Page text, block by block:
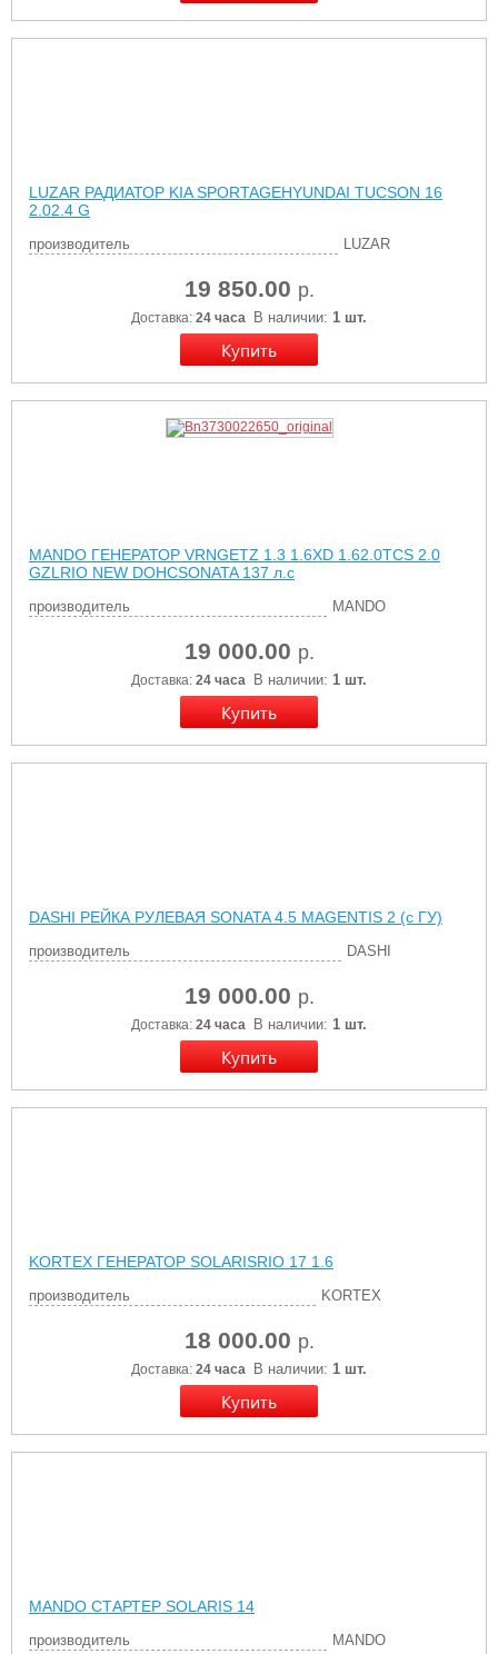
LUZAR РАДИАТОР KIA SPORTAGEHYUNDAI TUCSON 16
2.02.4 G
производитель LUZAR
19 850.00 р.
Доставка: 24 часа В наличии: 1 шт.
MANDO ГЕНЕРАТОР VRNGETZ 1.3 1.6XD 1.62.0TCS 2.0
GZLRIO NEW DOHCSONATA 137 л.с
производитель MANDO
19 000.00 р.
Доставка: 24 часа В наличии: 1 шт.
DASHI РЕЙКА РУЛЕВАЯ SONATA 4.5 MAGENTIS 2 (с ГУ)
производитель DASHI
19 000.00 р.
Доставка: 24 часа В наличии: 1 шт.
KORTEX ГЕНЕРАТОР SOLARISRIO 17 1.6
производитель KORTEX
18 000.00 р.
Доставка: 24 часа В наличии: 1 шт.
MANDO СТАРТЕР SOLARIS 14
производитель MANDO